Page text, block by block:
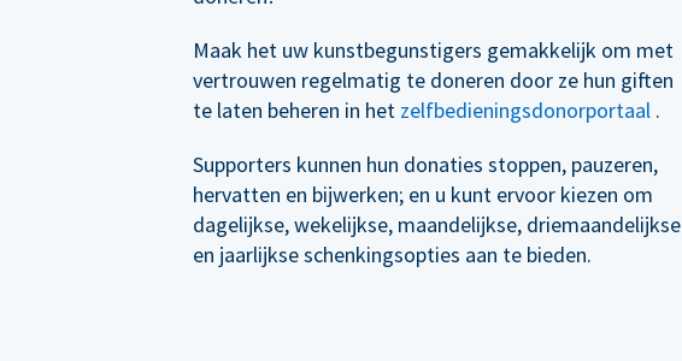
Maak het uw kunstbegunstigers gemakkelijk om met
vertrouwen regelmatig te doneren door ze hun giften
te laten beheren in het zelfbedieningsdonorportaal .
Supporters kunnen hun donaties stoppen, pauzeren,
hervatten en bijwerken; en u kunt ervoor kiezen om
dagelijkse, wekelijkse, maandelijkse, driemaandelijkse
en jaarlijkse schenkingsopties aan te bieden.